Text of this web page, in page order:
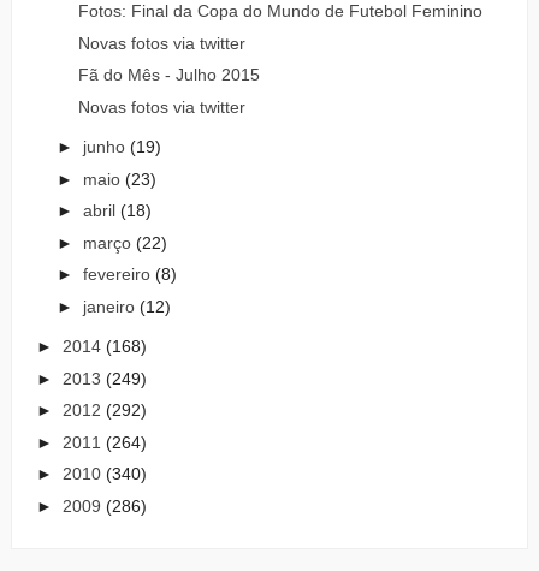
Fotos: Final da Copa do Mundo de Futebol Feminino
Novas fotos via twitter
Fã do Mês - Julho 2015
Novas fotos via twitter
► junho (19)
► maio (23)
► abril (18)
► março (22)
► fevereiro (8)
► janeiro (12)
► 2014 (168)
► 2013 (249)
► 2012 (292)
► 2011 (264)
► 2010 (340)
► 2009 (286)